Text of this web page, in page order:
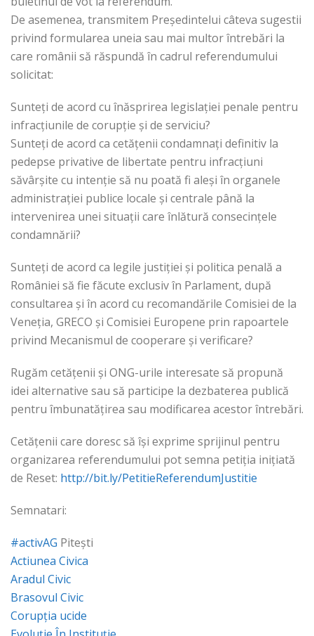
De asemenea, transmitem Președintelui câteva sugestii
privind formularea uneia sau mai multor întrebări la
care românii să răspundă în cadrul referendumului
solicitat:
Sunteți de acord cu înăsprirea legislației penale pentru
infracțiunile de corupție și de serviciu?
Sunteți de acord ca cetățenii condamnați definitiv la
pedepse privative de libertate pentru infracțiuni
săvârșite cu intenție să nu poată fi aleși în organele
administrației publice locale și centrale până la
intervenirea unei situații care înlătură consecințele
condamnării?
Sunteți de acord ca legile justiției și politica penală a
României să fie făcute exclusiv în Parlament, după
consultarea și în acord cu recomandările Comisiei de la
Veneția, GRECO și Comisiei Europene prin rapoartele
privind Mecanismul de cooperare și verificare?
Rugăm cetățenii și ONG-urile interesate să propună
idei alternative sau să participe la dezbaterea publică
pentru îmbunatățirea sau modificarea acestor întrebări.
Cetățenii care doresc să își exprime sprijinul pentru
organizarea referendumului pot semna petiția inițiată
de Reset: http://bit.ly/PetitieReferendumJustitie
Semnatari:
#activAG Pitești
Actiunea Civica
Aradul Civic
Brasovul Civic
Corupția ucide